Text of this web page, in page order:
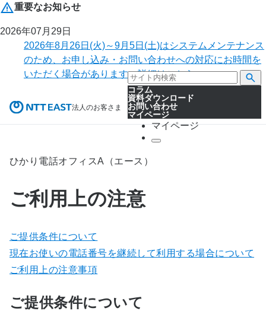
重要なお知らせ
2026年07月29日
2026年8月26日(火)～9月5日(土)はシステムメンテナンス
のため、お申し込み・お問い合わせへの対応にお時間を
いただく場合があります。詳細はこちら。
法人のお客さま
コラム
資料ダウンロード
お問い合わせ
マイページ
マイページ
ひかり電話オフィスA（エース）
ご利用上の注意
ご提供条件について
現在お使いの電話番号を継続して利用する場合について
ご利用上の注意事項
ご提供条件について